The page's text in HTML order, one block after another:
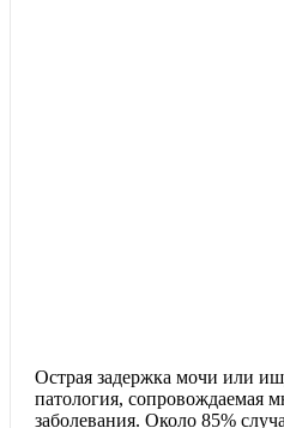
Острая задержка мочи или
патология, сопровождаемая
заболевания. Около 85%